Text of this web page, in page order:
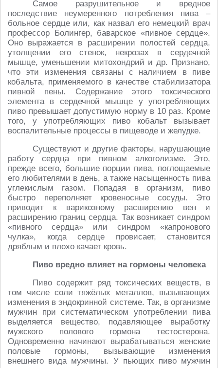
Самое разрушительное и вредное
последствие неумеренного потребления пива –
больное сердце или, как назвал его немецкий врач
профессор Болингер, баварское «пивное сердце».
Оно выражается в расширении полостей сердца,
утолщении его стенок, некрозах в сердечной
мышце, уменьшении митохондрий и др. Признано,
что эти изменения связаны с наличием в пиве
кобальта, применяемого в качестве стабилизатора
пивной пены. Содержание этого токсического
элемента в сердечной мышце у употребляющих
пиво превышает допустимую норму в 10 раз. Кроме
того, у употребляющих пиво кобальт вызывает
воспалительные процессы в пищеводе и желудке.
Существуют и другие факторы, нарушающие
работу сердца при пивном алкоголизме. Это,
прежде всего, большие порции пива, поглощаемые
его любителями в день, а также насыщенность пива
углекислым газом. Попадая в организм, пиво
быстро переполняет кровеносные сосуды. Это
приводит к варикозному расширению вен и
расширению границ сердца. Так возникает синдром
«пивного сердца» или синдром «капронового
чулка», когда сердце провисает, становится
дряблым и плохо качает кровь.
Пиво вредно влияет на гормоны человека
Пиво содержит ряд токсических веществ, в
том числе соли тяжёлых металлов, вызывающих
изменения в эндокринной системе. Так, в организме
мужчин при систематическом употреблении пива
выделяется вещество, подавляющее выработку
мужского полового гормона тестостерона.
Одновременно начинают вырабатываться женские
половые гормоны, вызывающие изменения
внешнего вида мужчины. У пьющих пиво мужчин